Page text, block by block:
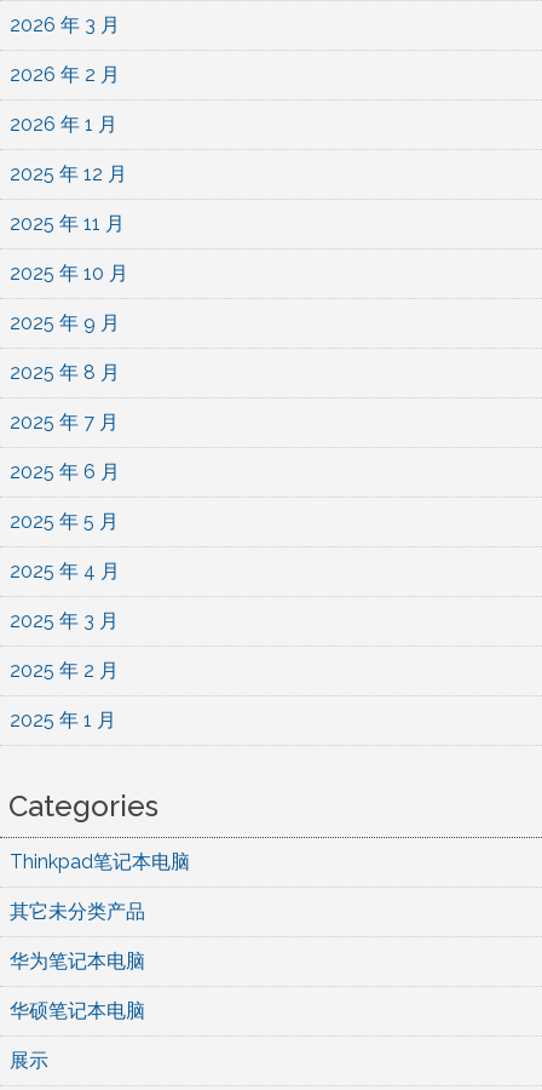
2026 年 3 月
2026 年 2 月
2026 年 1 月
2025 年 12 月
2025 年 11 月
2025 年 10 月
2025 年 9 月
2025 年 8 月
2025 年 7 月
2025 年 6 月
2025 年 5 月
2025 年 4 月
2025 年 3 月
2025 年 2 月
2025 年 1 月
Categories
Thinkpad笔记本电脑
其它未分类产品
华为笔记本电脑
华硕笔记本电脑
展示